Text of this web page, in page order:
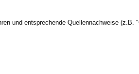
und entsprechende Quellennachweise (z.B.